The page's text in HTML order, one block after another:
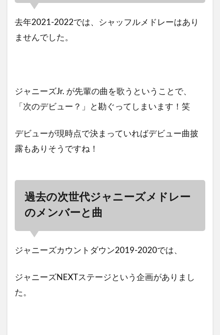
去年2021-2022では、シャッフルメドレーはあり
ませんでした。
ジャニーズJr. が先輩の曲を歌うということで、
「次のデビュー？」と勘ぐってしまいます！笑
デビューが現時点で決まっていればデビュー曲披
露もありそうですね！
過去の次世代ジャニーズメドレー
のメンバーと曲
ジャニーズカウントダウン2019-2020では、
ジャニーズNEXTステージという企画がありまし
た。